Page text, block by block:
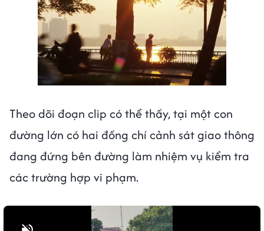
Theo dõi đoạn clip có thể thấy, tại một con
đường lớn có hai đồng chí cảnh sát giao thông
đang đứng bên đường làm nhiệm vụ kiểm tra
các trường hợp vi phạm.